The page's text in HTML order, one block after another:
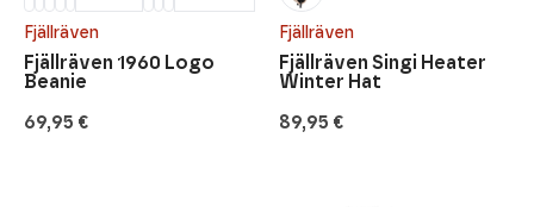
Fjällräven
69,95 €
Fjällräven 1960 Logo
Beanie
Fjällräven
89,95 €
Fjällräven Singi Heater
Winter Hat